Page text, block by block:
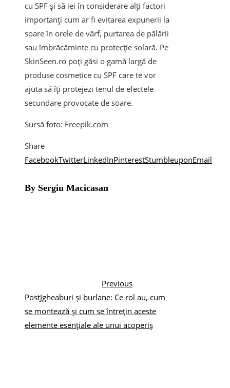
cu SPF și să iei în considerare alți factori
importanți cum ar fi evitarea expunerii la
soare în orele de vârf, purtarea de pălării
sau îmbrăcăminte cu protecție solară. Pe
SkinSeen.ro poți găsi o gamă largă de
produse cosmetice cu SPF care te vor
ajuta să îți protejezi tenul de efectele
secundare provocate de soare.
Sursă foto: Freepik.com
Share
FacebookTwitterLinkedInPinterestStumbleuponEmail
By Sergiu Macicasan
Previous
PostJgheaburi și burlane: Ce rol au, cum
se montează și cum se întrețin aceste
elemente esențiale ale unui acoperiș